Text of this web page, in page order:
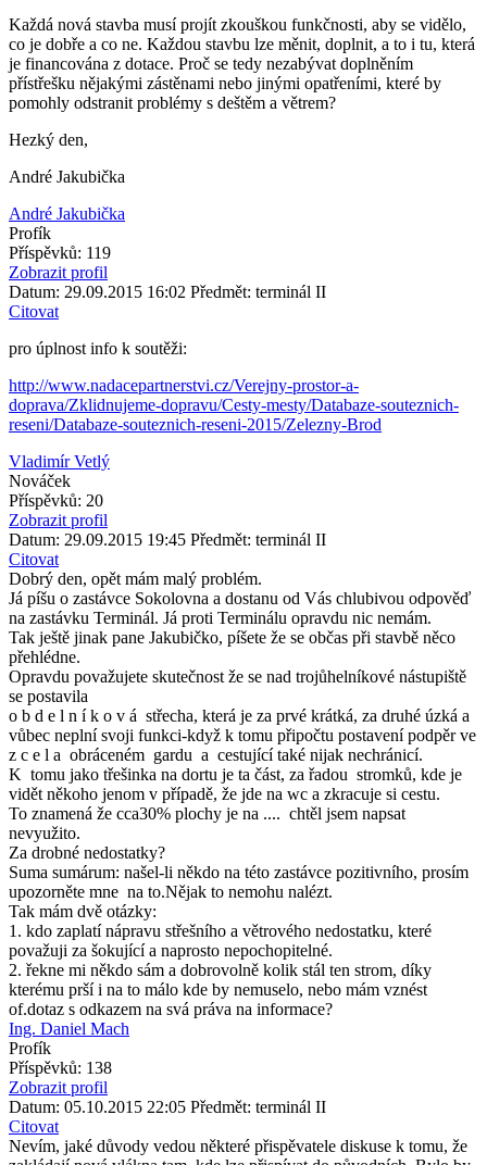
Každá nová stavba musí projít zkouškou funkčnosti, aby se vidělo,
co je dobře a co ne. Každou stavbu lze měnit, doplnit, a to i tu, která
je financována z dotace. Proč se tedy nezabývat doplněním
přístřešku nějakými zástěnami nebo jinými opatřeními, které by
pomohly odstranit problémy s deštěm a větrem?
Hezký den,
André Jakubička
André Jakubička
Profík
Příspěvků: 119
Zobrazit profil
Datum: 29.09.2015 16:02 Předmět: terminál II
Citovat
pro úplnost info k soutěži:
http://www.nadacepartnerstvi.cz/Verejny-prostor-a-
doprava/Zklidnujeme-dopravu/Cesty-mesty/Databaze-souteznich-
reseni/Databaze-souteznich-reseni-2015/Zelezny-Brod
Vladimír Vetlý
Nováček
Příspěvků: 20
Zobrazit profil
Datum: 29.09.2015 19:45 Předmět: terminál II
Citovat
Dobrý den, opět mám malý problém.
Já píšu o zastávce Sokolovna a dostanu od Vás chlubivou odpověď
na zastávku Terminál. Já proti Terminálu opravdu nic nemám.
Tak ještě jinak pane Jakubičko, píšete že se občas při stavbě něco
přehlédne.
Opravdu považujete skutečnost že se nad trojůhelníkové nástupiště
se postavila
o b d e l n í k o v á střecha, která je za prvé krátká, za druhé úzká a
vůbec neplní svoji funkci-když k tomu připočtu postavení podpěr ve
z c e l a obráceném gardu a cestující také nijak nechránicí.
K tomu jako třešinka na dortu je ta část, za řadou stromků, kde je
vidět někoho jenom v případě, že jde na wc a zkracuje si cestu.
To znamená že cca30% plochy je na .... chtěl jsem napsat
nevyužito.
Za drobné nedostatky?
Suma sumárum: našel-li někdo na této zastávce pozitivního, prosím
upozorněte mne na to.Nějak to nemohu nalézt.
Tak mám dvě otázky:
1. kdo zaplatí nápravu střešního a větrového nedostatku, které
považuji za šokující a naprosto nepochopitelné.
2. řekne mi někdo sám a dobrovolně kolik stál ten strom, díky
kterému prší i na to málo kde by nemuselo, nebo mám vznést
of.dotaz s odkazem na svá práva na informace?
Ing. Daniel Mach
Profík
Příspěvků: 138
Zobrazit profil
Datum: 05.10.2015 22:05 Předmět: terminál II
Citovat
Nevím, jaké důvody vedou některé přispěvatele diskuse k tomu, že